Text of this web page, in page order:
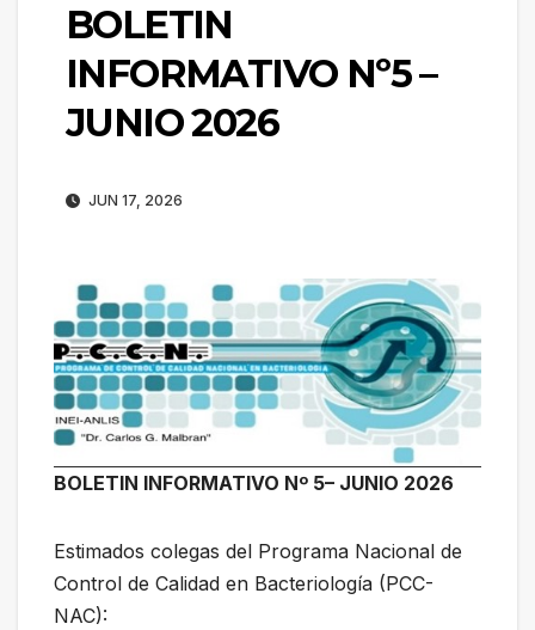
BOLETIN
INFORMATIVO Nº5 –
JUNIO 2026
JUN 17, 2026
BOLETIN INFORMATIVO Nº 5– JUNIO 2026
Estimados colegas del Programa Nacional de
Control de Calidad en Bacteriología (PCC-
NAC):